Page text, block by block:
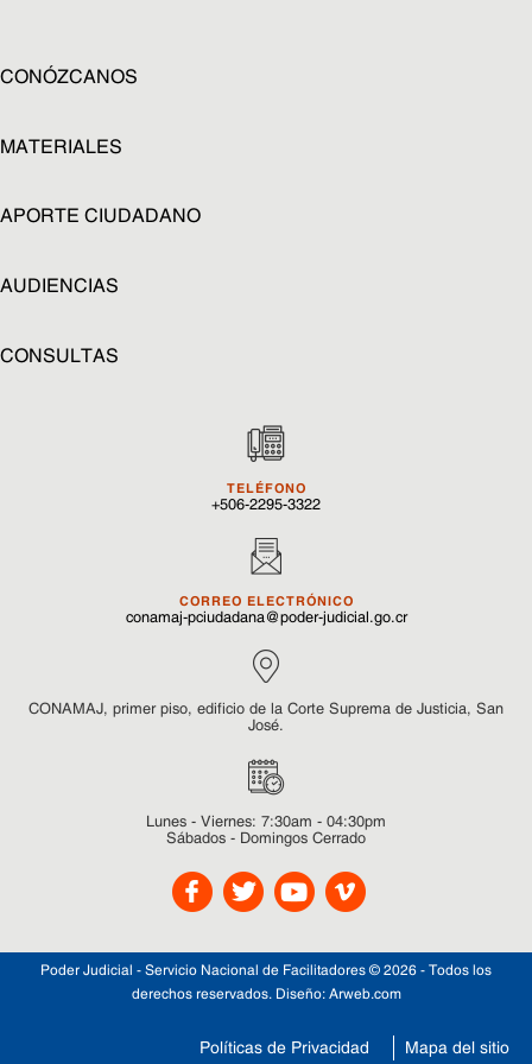
CONÓZCANOS
MATERIALES
APORTE CIUDADANO
AUDIENCIAS
CONSULTAS
TELÉFONO
+506-2295-3322
CORREO ELECTRÓNICO
conamaj-pciudadana@poder-judicial.go.cr
CONAMAJ, primer piso, edificio de la Corte Suprema de Justicia, San
José.
Lunes - Viernes: 7:30am - 04:30pm
Sábados - Domingos Cerrado
Poder Judicial - Servicio Nacional de Facilitadores © 2026 - Todos los
derechos reservados. Diseño: Arweb.com
Políticas de Privacidad Mapa del sitio